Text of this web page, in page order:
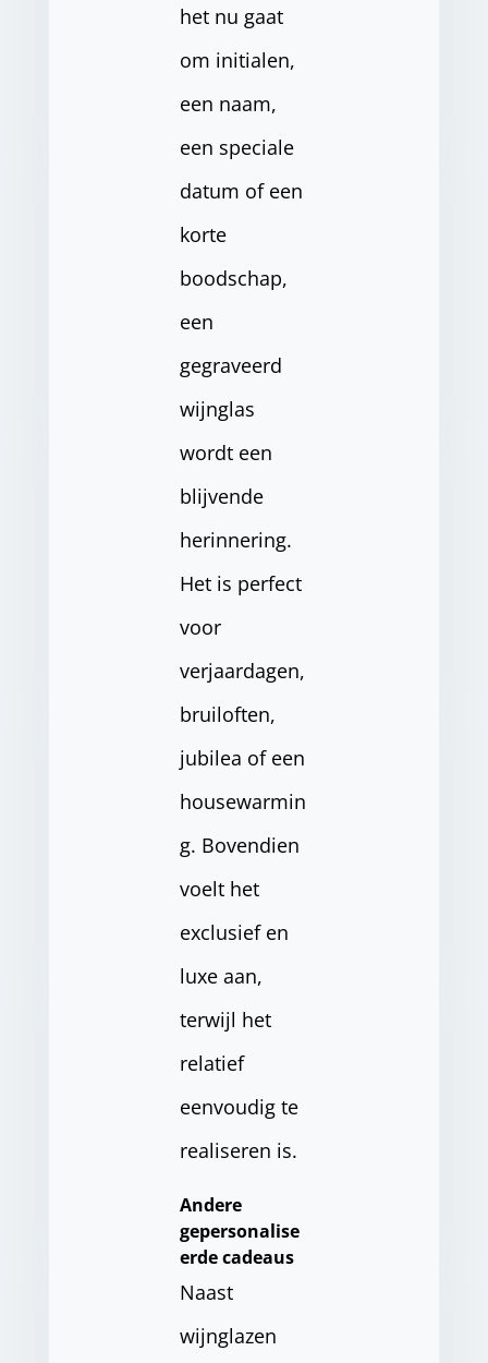
het nu gaat
om initialen,
een naam,
een speciale
datum of een
korte
boodschap,
een
gegraveerd
wijnglas
wordt een
blijvende
herinnering.
Het is perfect
voor
verjaardagen,
bruiloften,
jubilea of een
housewarmin
g. Bovendien
voelt het
exclusief en
luxe aan,
terwijl het
relatief
eenvoudig te
realiseren is.
Andere
gepersonalise
erde cadeaus
Naast
wijnglazen